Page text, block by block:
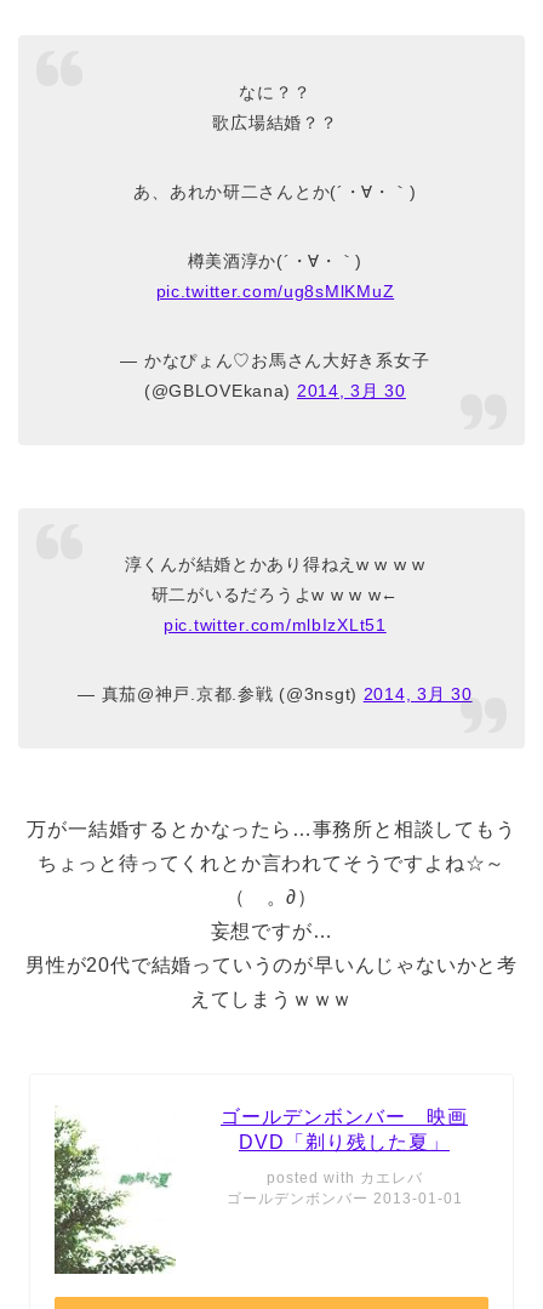
なに？？
歌広場結婚？？
あ、あれか研二さんとか(´・∀・｀)
樽美酒淳か(´・∀・｀)
pic.twitter.com/ug8sMlKMuZ
— かなぴょん♡お馬さん大好き系女子
(@GBLOVEkana) 2014, 3月 30
淳くんが結婚とかあり得ねえw w w w
研二がいるだろうよw w w w←
pic.twitter.com/mlbIzXLt51
— 真茄@神戸.京都.参戦 (@3nsgt) 2014, 3月 30
万が一結婚するとかなったら…事務所と相談してもう
ちょっと待ってくれとか言われてそうですよね☆～
（ゝ。∂）
妄想ですが…
男性が20代で結婚っていうのが早いんじゃないかと考
えてしまうｗｗｗ
ゴールデンボンバー 映画
DVD「剃り残した夏」
posted with カエレバ
ゴールデンボンバー 2013-01-01